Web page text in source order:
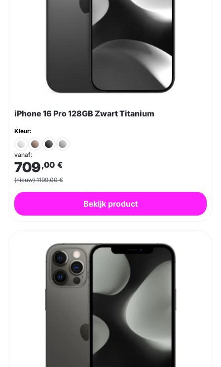
iPhone 16 Pro 128GB Zwart Titanium
Kleur:
vanaf:
709,00 €
(nieuw) 1199,00 €
Bekijk product